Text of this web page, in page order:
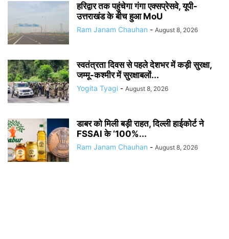
हरिद्वार तक पहुंचेगा गंगा एक्सप्रेसवे, यूपी-
उत्तराखंड के बीच हुआ MoU
Ram Janam Chauhan - August 8, 2026
स्वतंत्रता दिवस से पहले देशभर में कड़ी सुरक्षा,
जम्मू-कश्मीर में सुरक्षाबलों...
Yogita Tyagi - August 8, 2026
डाबर को मिली बड़ी राहत, दिल्ली हाईकोर्ट ने
FSSAI के ‘100%...
Ram Janam Chauhan - August 8, 2026